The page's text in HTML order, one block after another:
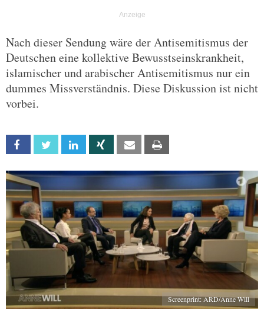
Nach dieser Sendung wäre der Antisemitismus der
Deutschen eine kollektive Bewusstseinskrankheit,
islamischer und arabischer Antisemitismus nur ein
dummes Missverständnis. Diese Diskussion ist nicht
vorbei.
Facebook Twitter Linkedin Xing Email
Screenprint: ARD/Anne Will